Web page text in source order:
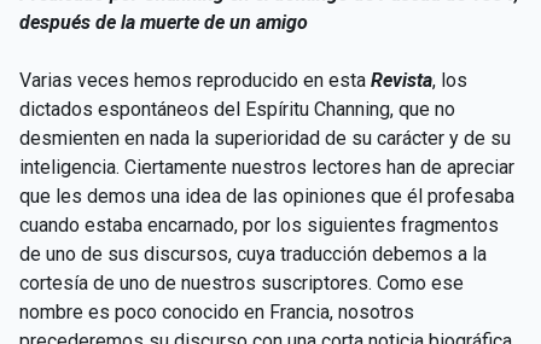
después de la muerte de un amigo
Varias veces hemos reproducido en esta Revista, los
dictados espontáneos del Espíritu Channing, que no
desmienten en nada la superioridad de su carácter y de su
inteligencia. Ciertamente nuestros lectores han de apreciar
que les demos una idea de las opiniones que él profesaba
cuando estaba encarnado, por los siguientes fragmentos
de uno de sus discursos, cuya traducción debemos a la
cortesía de uno de nuestros suscriptores. Como ese
nombre es poco conocido en Francia, nosotros